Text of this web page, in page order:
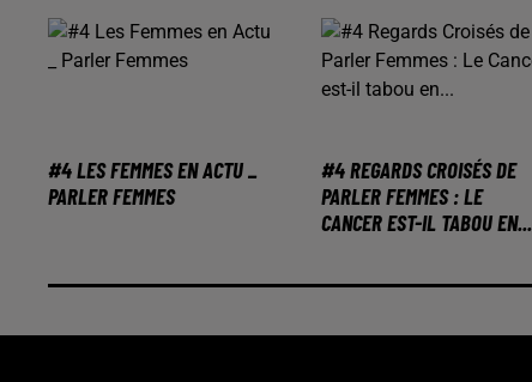
#4 LES FEMMES EN ACTU _
PARLER FEMMES
#4 REGARDS CROISÉS DE
PARLER FEMMES : LE
CANCER EST-IL TABOU EN...